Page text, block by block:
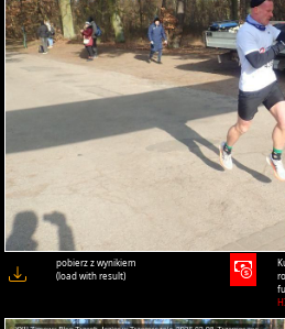
pobierz z wynikiem
(load with result)